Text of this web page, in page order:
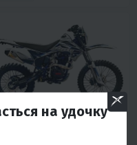
на удочку